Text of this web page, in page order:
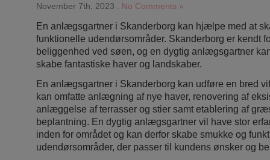
November 7th, 2023 No Comments »
En anlægsgartner i Skanderborg kan hjælpe med at
funktionelle udendørsområder. Skanderborg er kendt
beliggenhed ved søen, og en dygtig anlægsgartner
skabe fantastiske haver og landskaber.
En anlægsgartner i Skanderborg kan udføre en bred
kan omfatte anlægning af nye haver, renovering af
anlæggelse af terrasser og stier samt etablering af
beplantning. En dygtig anlægsgartner vil have stor
inden for området og kan derfor skabe smukke og
udendørsområder, der passer til kundens ønsker og